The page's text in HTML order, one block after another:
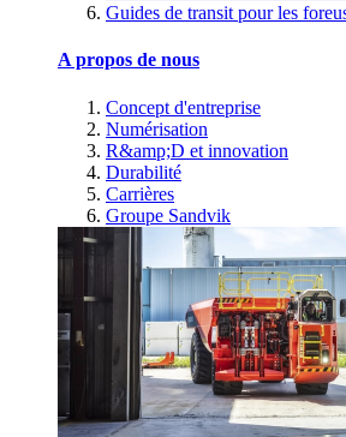
Guides de transit pour les
A propos de nous
Concept d'entreprise
Numérisation
R&amp;D et innovation
Durabilité
Carrières
Groupe Sandvik